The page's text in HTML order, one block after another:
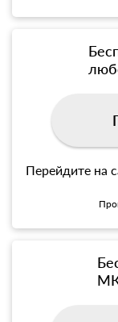
Перейдите на